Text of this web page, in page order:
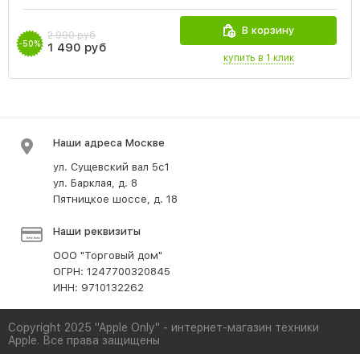
-50%
2 990 руб
1 490 руб
В корзину
купить в 1 клик
Наши адреса Москве
ул. Сущевский вал 5с1
ул. Барклая, д. 8
Пятницкое шоссе, д. 18
Наши реквизиты
ООО "Торговый дом"
ОГРН: 1247700320845
ИНН: 9710132262
Copyright 2025 "Apple Only" - интернет-магазин техники
Apple. Все права защищены